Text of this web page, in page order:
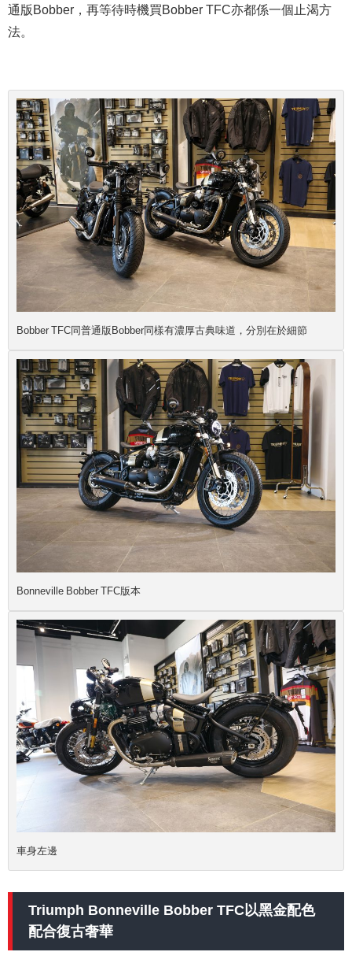
通版Bobber，再等待時機買Bobber TFC亦都係一個止渴方
法。
Bobber TFC同普通版Bobber同樣有濃厚古典味道，分別在於細節
Bonneville Bobber TFC版本
車身左邊
Triumph Bonneville Bobber TFC以黑金配色
配合復古奢華